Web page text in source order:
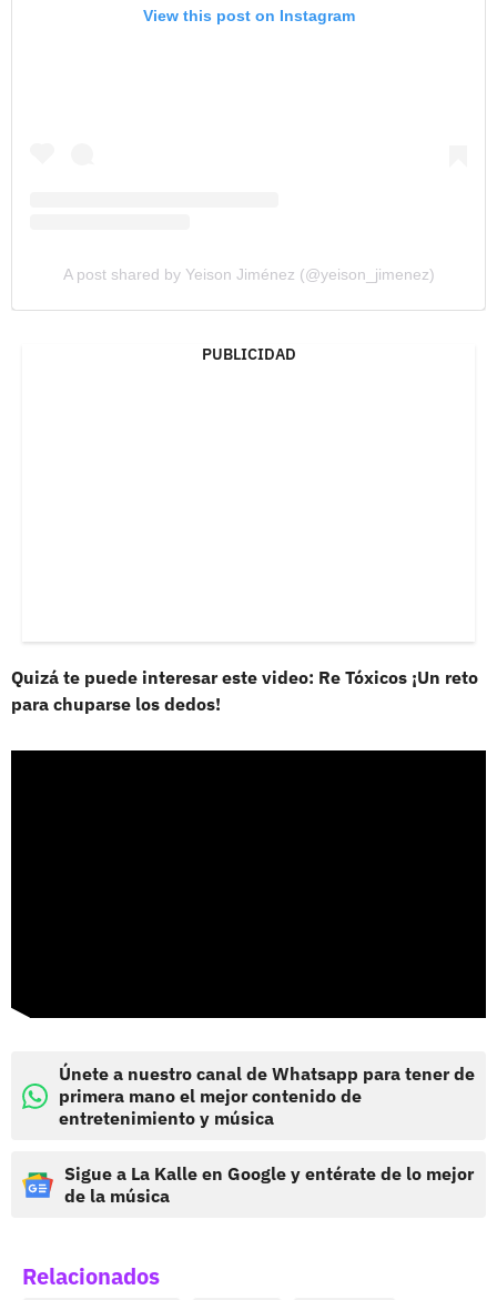
View this post on Instagram
A post shared by Yeison Jiménez (@yeison_jimenez)
PUBLICIDAD
Quizá te puede interesar este video: Re Tóxicos ¡Un reto
para chuparse los dedos!
Únete a nuestro canal de Whatsapp para tener de
primera mano el mejor contenido de
entretenimiento y música
Sigue a La Kalle en Google y entérate de lo mejor
de la música
Relacionados